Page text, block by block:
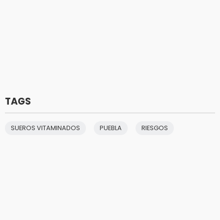
TAGS
SUEROS VITAMINADOS PUEBLA RIESGOS